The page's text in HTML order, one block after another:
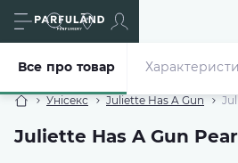
Унісекс Juliette Has A Gun
Juliette Has A Gun
Все про товар